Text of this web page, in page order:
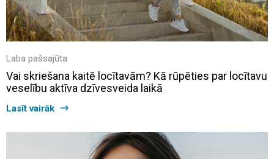
Laba pašsajūta
Vai skriešana kaitē locītavām? Kā rūpēties par locītavu
veselību aktīva dzīvesveida laikā
Lasīt vairāk